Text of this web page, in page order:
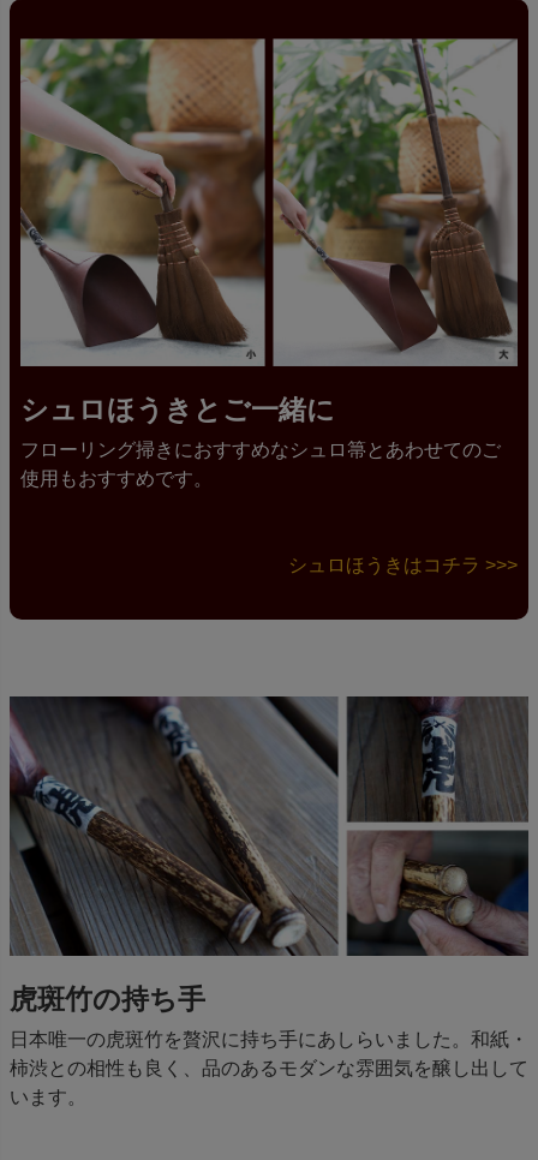
シュロほうきとご一緒に
フローリング掃きにおすすめなシュロ箒とあわせてのご
使用もおすすめです。
シュロほうきはコチラ >>>
虎斑竹の持ち手
日本唯一の虎斑竹を贅沢に持ち手にあしらいました。和紙・
柿渋との相性も良く、品のあるモダンな雰囲気を醸し出して
います。